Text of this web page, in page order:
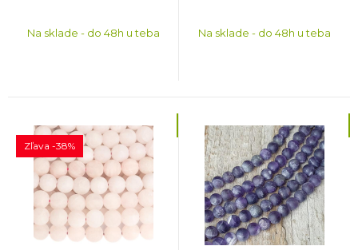
Na sklade - do 48h u teba Na sklade - do 48h u teba
Zľava -38%